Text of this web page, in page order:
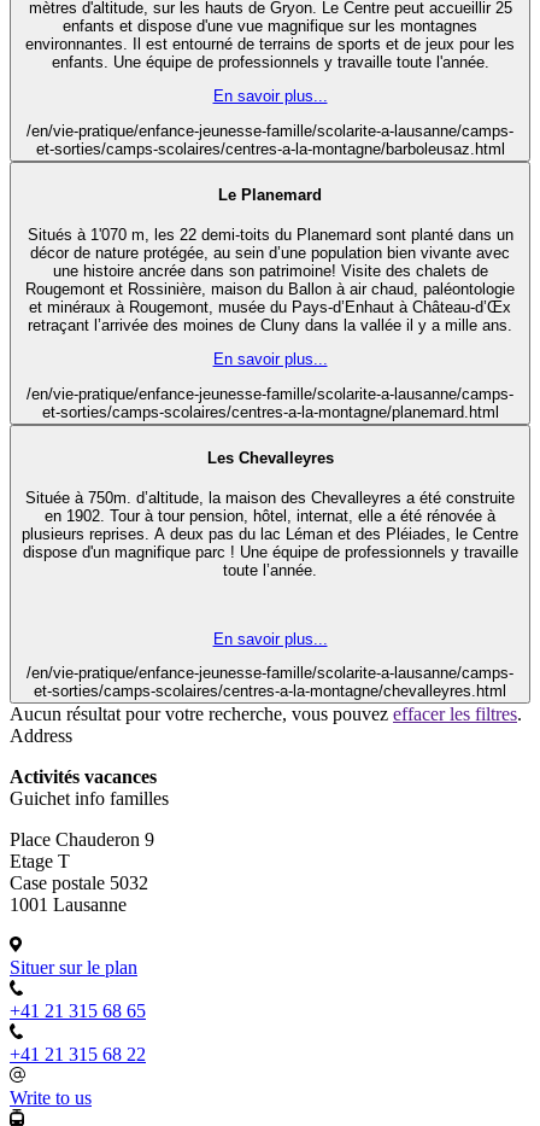
mètres d'altitude, sur les hauts de Gryon. Le Centre peut accueillir 25
enfants et dispose d'une vue magnifique sur les montagnes
environnantes. Il est entourné de terrains de sports et de jeux pour les
enfants. Une équipe de professionnels y travaille toute l'année.
En savoir plus...
/en/vie-pratique/enfance-jeunesse-famille/scolarite-a-lausanne/camps-
et-sorties/camps-scolaires/centres-a-la-montagne/barboleusaz.html
Le Planemard
Situés à 1'070 m, les 22 demi-toits du Planemard sont planté dans un
décor de nature protégée, au sein d’une population bien vivante avec
une histoire ancrée dans son patrimoine! Visite des chalets de
Rougemont et Rossinière, maison du Ballon à air chaud, paléontologie
et minéraux à Rougemont, musée du Pays-d’Enhaut à Château-d’Œx
retraçant l’arrivée des moines de Cluny dans la vallée il y a mille ans.
En savoir plus...
/en/vie-pratique/enfance-jeunesse-famille/scolarite-a-lausanne/camps-
et-sorties/camps-scolaires/centres-a-la-montagne/planemard.html
Les Chevalleyres
Située à 750m. d’altitude, la maison des Chevalleyres a été construite
en 1902. Tour à tour pension, hôtel, internat, elle a été rénovée à
plusieurs reprises. A deux pas du lac Léman et des Pléiades, le Centre
dispose d'un magnifique parc ! Une équipe de professionnels y travaille
toute l’année.
En savoir plus...
/en/vie-pratique/enfance-jeunesse-famille/scolarite-a-lausanne/camps-
et-sorties/camps-scolaires/centres-a-la-montagne/chevalleyres.html
Aucun résultat pour votre recherche, vous pouvez effacer les filtres.
Address
Activités vacances
Guichet info familles
Place Chauderon 9
Etage T
Case postale 5032
1001 Lausanne
Situer sur le plan
+41 21 315 68 65
+41 21 315 68 22
Write to us